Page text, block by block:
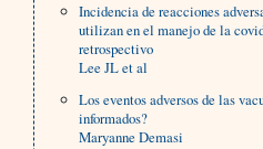
Incidencia de reacciones
utilizan en el manejo de la
retrospectivo
Lee JL et al
Los eventos adversos de las
informados?
Maryanne Demasi